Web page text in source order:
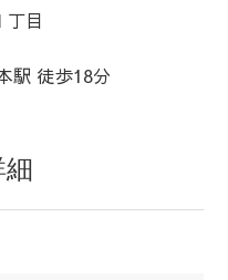
丁目
駅 徒歩18分